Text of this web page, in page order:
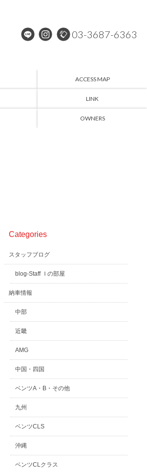
03-3687-6363
ACCESS MAP
LINK
OWNERS
Categories
スタッフブログ
blog-Staff Ｉの部屋
納車情報
中部
近畿
AMG
中国・四国
ベンツA・B・その他
九州
ベンツCLS
沖縄
ベンツCLクラス